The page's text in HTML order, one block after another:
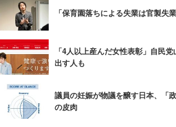
お、今回発表された10月1日時点での
、参考値として集計されている。全
ている。
「保育園落ちによる失業は官製失
「4人以上産んだ女性表彰」自民
出す人も
議員の妊娠が物議を醸す日本、「
の皮肉